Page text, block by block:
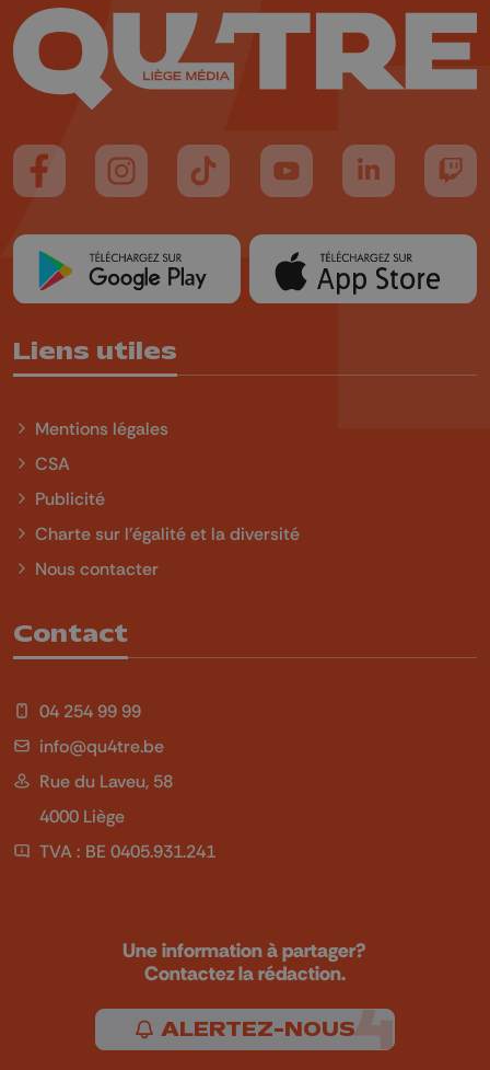
Suivez-nous sur FaceBook
Suivez-nous sur Instagram
Suivez-nous sur TikTok
Suivez-nous sur YouTube
Suivez-nous
Liens utiles
Mentions légales
CSA
Publicité
Charte sur l'égalité et la diversité
Nous contacter
Contact
04 254 99 99
info@qu4tre.be
Rue du Laveu, 58
4000 Liège
TVA : BE 0405.931.241
Une information à partager?
Contactez la rédaction.
ALERTEZ-NOUS